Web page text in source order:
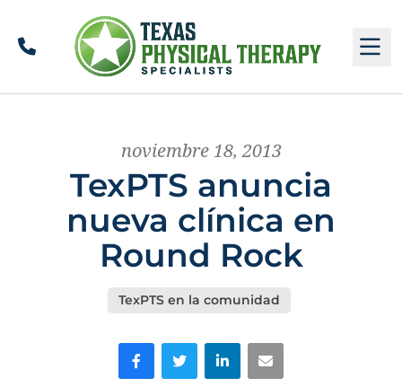
Llamar
noviembre 18, 2013
TexPTS anuncia
nueva clínica en
Round Rock
TexPTS en la comunidad
Facebook
Gorjeo LinkedInCorreo electrónico